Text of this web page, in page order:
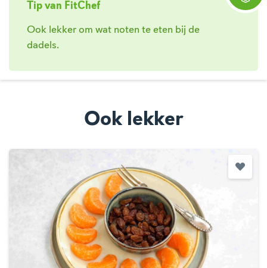
Tip van FitChef
Ook lekker om wat noten te eten bij de
dadels.
Ook lekker